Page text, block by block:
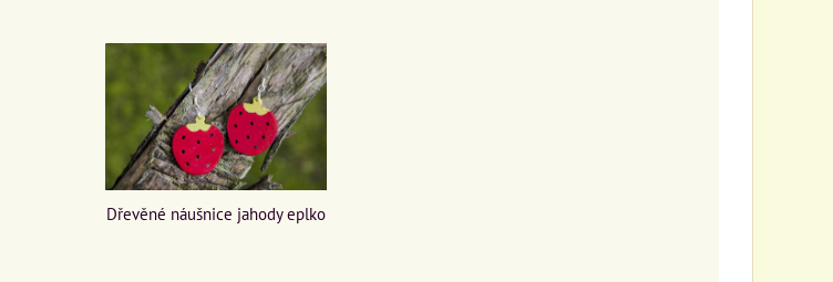
Dřevěné náušnice jahody eplko